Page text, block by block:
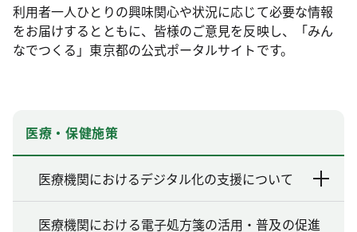
利用者一人ひとりの興味関心や状況に応じて必要な情報
をお届けするとともに、皆様のご意見を反映し、「みん
なでつくる」東京都の公式ポータルサイトです。
医療・保健施策
医療機関におけるデジタル化の支援について
医療機関における電子処方箋の活用・普及の促進